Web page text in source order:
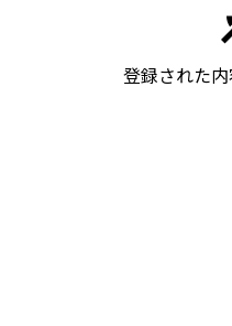
登録された内